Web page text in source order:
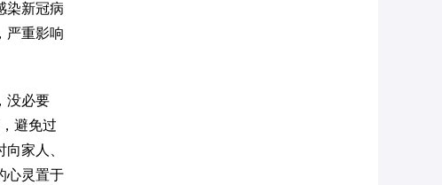
染新冠病
严重影响
没必要
避免过
家人、
心灵置于